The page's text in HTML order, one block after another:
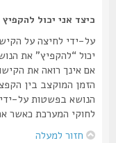
כיצד אני יכול להקפיץ את
על-ידי לחיצה על הקישור
יכול “להקפיץ” את הנושא
אם אינך רואה את הקישור,
הזמן המוקצב בין הקפצות
הנושא בפשטות על-ידי
לחוקי המערכת כאשר אתה
חזור למעלה